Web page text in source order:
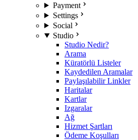
Payment
Settings
Social
Studio
Studio Nedir?
Arama
Küratörlü Listeler
Kaydedilen Aramalar
Paylaşılabilir Linkler
Haritalar
Kartlar
Izgaralar
Ağ
Hizmet Şartları
Ödeme Koşulları